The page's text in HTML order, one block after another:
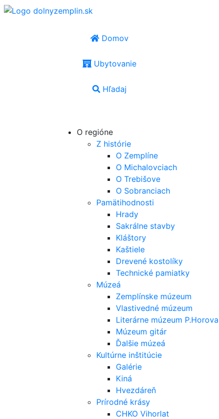
Domov
Ubytovanie
Hľadaj
O regióne
Z histórie
O Zemplíne
O Michalovciach
O Trebišove
O Sobranciach
Pamätihodnosti
Hrady
Sakrálne stavby
Kláštory
Kaštiele
Drevené kostolíky
Technické pamiatky
Múzeá
Zemplínske múzeum
Vlastivedné múzeum
Literárne múzeum P.Horova
Múzeum gitár
Ďalšie múzeá
Kultúrne inštitúcie
Galérie
Kiná
Hvezdáreň
Prírodné krásy
CHKO Vihorlat